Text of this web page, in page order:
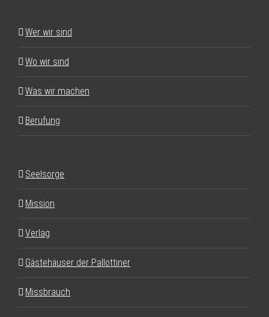
Wer wir sind
Wo wir sind
Was wir machen
Berufung
Seelsorge
Mission
Verlag
Gästehäuser der Pallottiner
Missbrauch